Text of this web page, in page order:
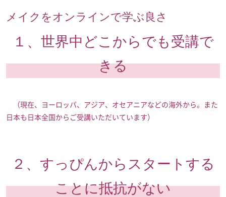
メイクをオンラインで学ぶ良さ
１、世界中どこからでも受講で
きる
（現在、ヨーロッパ、アジア、オセアニアなどの海外から。また
日本も日本全国からご受講いただいています）
２、すっぴんからスタートする
ことに抵抗がない